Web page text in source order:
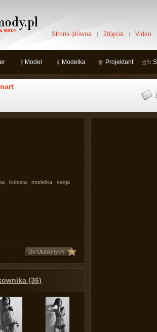
Strona główna Zdjęcia Video
Model Modelka Projektant
kobieta modelka
sesja
Do Ulubionych
(36)